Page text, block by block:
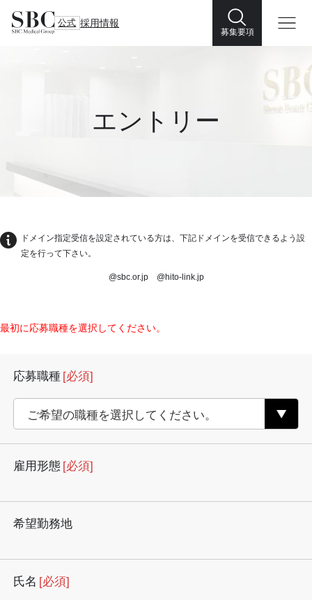
公式 採用情報
募集要項
エントリー
ドメイン指定受信を設定されている方は、下記ドメインを受信できるよう設
定を行って下さい。
@sbc.or.jp @hito-link.jp
最初に応募職種を選択してください。
応募職種 [必須]
雇用形態 [必須]
希望勤務地
氏名 [必須]